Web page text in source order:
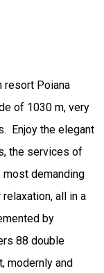
resort Poiana
of 1030 m, very
Enjoy the elegant
the services of
most demanding
all in a
by
88 double
modernly and